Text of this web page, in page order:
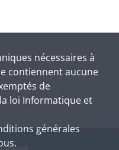
nécessaires à
contiennent aucune
de
loi Informatique et
générales